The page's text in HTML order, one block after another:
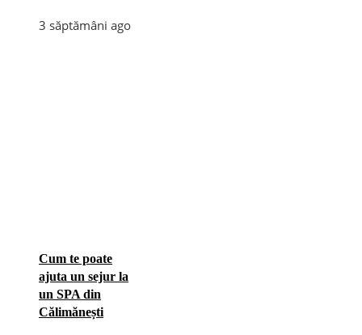
3 săptămâni ago
Cum te poate
ajuta un sejur la
un SPA din
Călimănești